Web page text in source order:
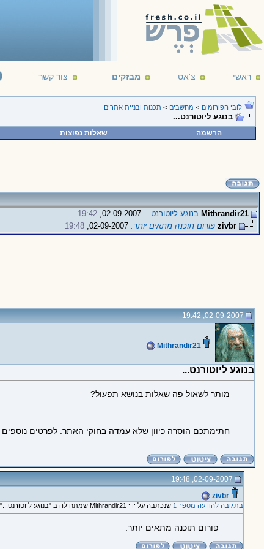
ראשי צ'אט מבזקים צור קשר
לובי הפורומים > מחשבים > תכנות ובניית אתרים
בנוגע ליוטורנט...
הרשמה שאלות נפוצות
Mithrandir21 בנוגע ליוטורנט...
19:42
zivbr פורום תוכנה מתאים יותר.02-09-2007,
19:48
02-09-2007, 19:42
Mithrandir21
בנוגע ליוטורנט...
מותר לשאול פה שאלות בנושא תפעול?
חתימתכם הוסרה כיוון שלא עמדה בחוקי האתר. לפרטים נוספים
02-09-2007, 19:48
zivbr
בתגובה להודעה מספר 1
שנכתבה על ידי Mithrandir21 שמתחילה ב "בנוגע ליוטורנט..."
פורום תוכנה מתאים יותר.